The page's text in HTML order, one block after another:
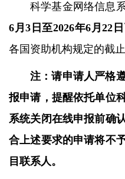
科学基金网络信息
6月3 日至2026年6月22
各国资助机构规定的截
注：请申请人严格
报申请，提醒依托单位
系统关闭在线申报前确
合上述要求的申请将不
目联系人。